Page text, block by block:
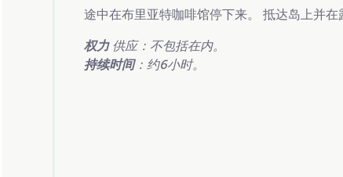
途中在布里亚特咖啡馆停下来。 抵达岛上并
权力供应：不包括在内。
持续时间：约6小时。